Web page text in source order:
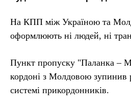
На КПП між Україною та
оформлюють ні людей, ні
Пункт пропуску "Паланка –
кордоні з Молдовою зупинив
системі прикордонників.